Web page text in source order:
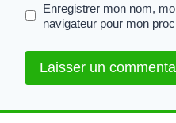
Enregistrer mon nom,
navigateur pour mon